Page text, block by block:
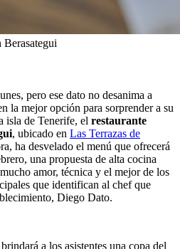
pero ese dato no desanima a
la mejor opción para sorprender a su
isla de Tenerife, el restaurante
, ubicado en Las Terrazas de
ha desvelado el menú que ofrecerá
una propuesta de alta cocina
amor, técnica y el mejor de los
que identifican al chef que
Diego Dato.
a los asistentes una copa del